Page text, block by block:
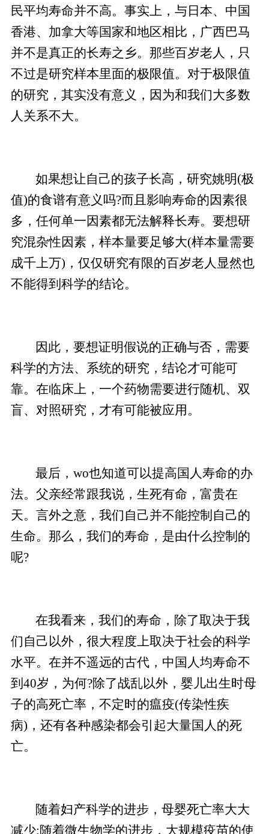
民平均寿命并不高。事实上，与日本、中国
香港、加拿大等国家和地区相比，广西巴马
并不是真正的长寿之乡。那些百岁老人，只
不过是研究样本里面的极限值。对于极限值
的研究，其实没有意义，因为和我们大多数
人关系不大。
如果想让自己的孩子长高，研究姚明(极
值)的食谱有意义吗?而且影响寿命的因素很
多，任何单一因素都无法解释长寿。要想研
究混杂性因素，样本量要足够大(样本量需要
成千上万)，仅仅研究有限的百岁老人显然也
不能得到科学的结论。
因此，要想证明假说的正确与否，需要
科学的方法、系统的研究，结论才可能可
靠。在临床上，一个药物需要进行随机、双
盲、对照研究，才有可能被应用。
最后，wo也知道可以提高国人寿命的办
法。父亲经常跟我说，生死有命，富贵在
天。言外之意，我们自己并不能控制自己的
生命。那么，我们的寿命，是由什么控制的
呢?
在我看来，我们的寿命，除了取决于我
们自己以外，很大程度上取决于社会的科学
水平。在并不遥远的古代，中国人均寿命不
到40岁，为何?除了战乱以外，婴儿出生时母
子的高死亡率，不定时的瘟疫(传染性疾
病)，还有各种感染都会引起大量国人的死
亡。
随着妇产科学的进步，母婴死亡率大大
减少;随着微生物学的进步，大规模疫苗的使